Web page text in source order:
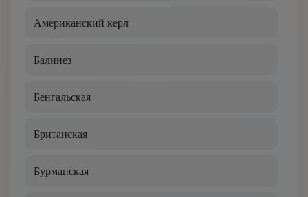
Американский керл
Балинез
Бенгальская
Британская
Бурманская